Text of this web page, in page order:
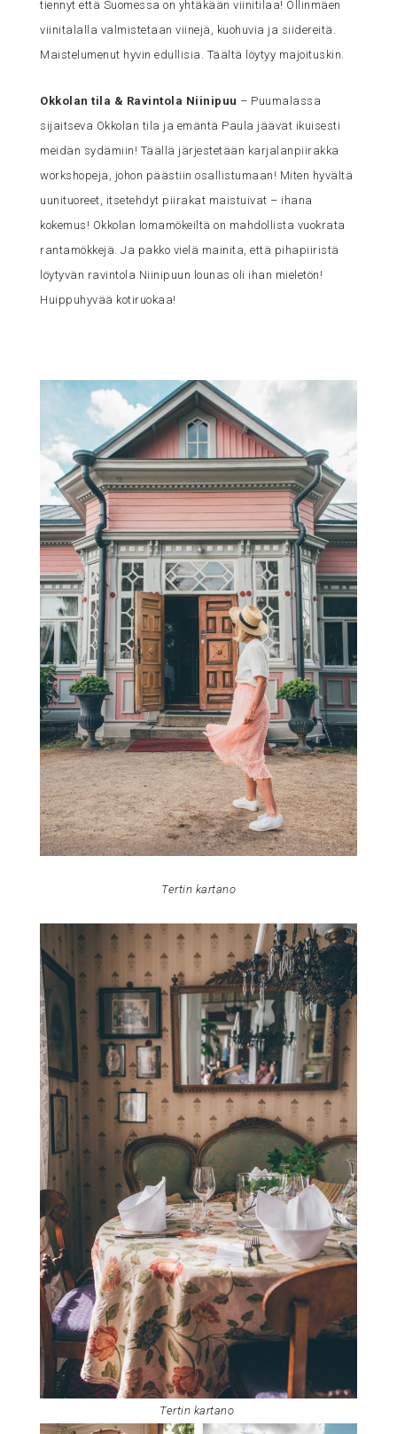
tiennyt että Suomessa on yhtäkään viinitilaa! Ollinmäen
viinitalalla valmistetaan viinejä, kuohuvia ja siidereitä.
Maistelumenut hyvin edullisia. Täältä löytyy majoituskin.
Okkolan tila & Ravintola Niinipuu – Puumalassa
sijaitseva Okkolan tila ja emäntä Paula jäävät ikuisesti
meidän sydämiin! Täällä järjestetään karjalanpiirakka
workshopeja, johon päästiin osallistumaan! Miten hyvältä
uunituoreet, itsetehdyt piirakat maistuivat – ihana
kokemus! Okkolan lomamökeiltä on mahdollista vuokrata
rantamökkejä. Ja pakko vielä mainita, että pihapiiristä
löytyvän ravintola Niinipuun lounas oli ihan mieletön!
Huippuhyvää kotiruokaa!
Tertin kartano
Tertin kartano